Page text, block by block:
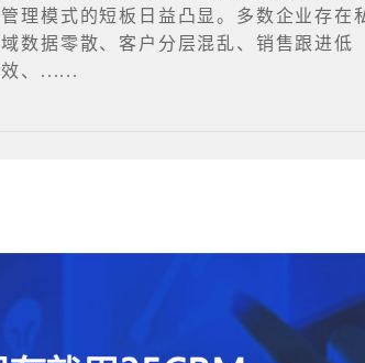
管理模式的短板日益凸显。多数企业存在
域数据零散、客户分层混乱、销售跟进低
效、......